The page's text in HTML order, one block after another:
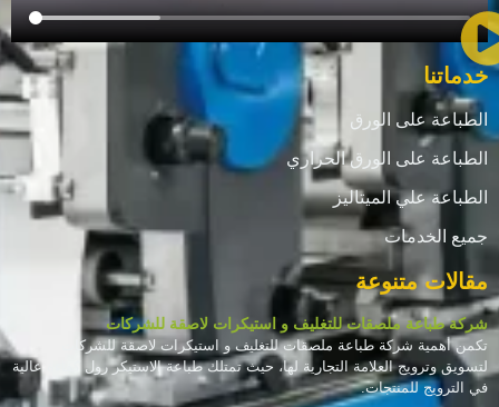
خدماتنا
الطباعة على الورق
الطباعة على الورق الحراري
الطباعة علي الميتاليز
جميع الخدمات
مقالات متنوعة
شركة طباعة ملصقات للتغليف و استيكرات لاصقة للشركات
تكمن أهمية شركة طباعة ملصقات للتغليف و استيكرات لاصقة للشركات
لتسويق وترويج العلامة التجارية لها، حيث تمتلك طباعة الاستيكر رول كفاءة عالية
في الترويج للمنتجات.